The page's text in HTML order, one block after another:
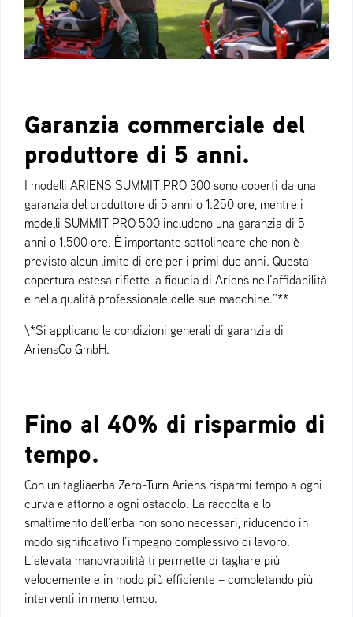
Garanzia commerciale del
produttore di 5 anni.
I modelli ARIENS SUMMIT PRO 300 sono coperti da una
garanzia del produttore di 5 anni o 1.250 ore, mentre i
modelli SUMMIT PRO 500 includono una garanzia di 5
anni o 1.500 ore. È importante sottolineare che non è
previsto alcun limite di ore per i primi due anni. Questa
copertura estesa riflette la fiducia di Ariens nell’affidabilità
e nella qualità professionale delle sue macchine.”**
\*Si applicano le condizioni generali di garanzia di
AriensCo GmbH.
Fino al 40% di risparmio di
tempo.
Con un tagliaerba Zero-Turn Ariens risparmi tempo a ogni
curva e attorno a ogni ostacolo. La raccolta e lo
smaltimento dell’erba non sono necessari, riducendo in
modo significativo l’impegno complessivo di lavoro.
L’elevata manovrabilità ti permette di tagliare più
velocemente e in modo più efficiente – completando più
interventi in meno tempo.